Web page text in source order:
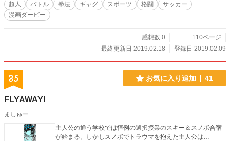
超人 バトル 拳法 ギャグ スポーツ 格闘
サッカー
漫画ダービー
感想数 0
110ページ
最終更新日 2019.02.18
登録日 2019.02.09
35 お気に入り追加 41
FLYAWAY!
ましゅー
主人公の通う学校では恒例の選択授業のスキー＆スノボ合宿
が始まる。しかしスノボでトラウマを抱えた主人公は…